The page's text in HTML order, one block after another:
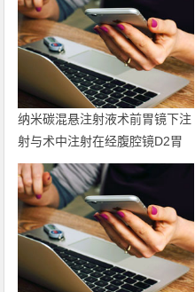
纳米碳混悬注射液术前胃镜下注
射与术中注射在经腹腔镜D2胃
癌根治术中的应用与分析